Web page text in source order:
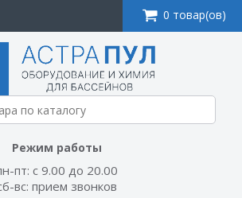
Режим работы
пт: с 9.00 до 20.00
вс: прием звонков
0 товар(ов)